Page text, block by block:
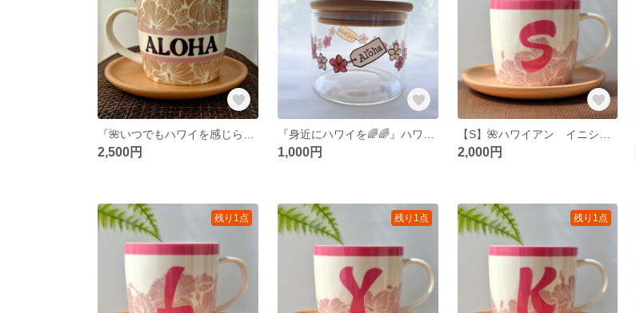
2,500円 1,000円 2,000円
残り1点 残り1点 残り1点